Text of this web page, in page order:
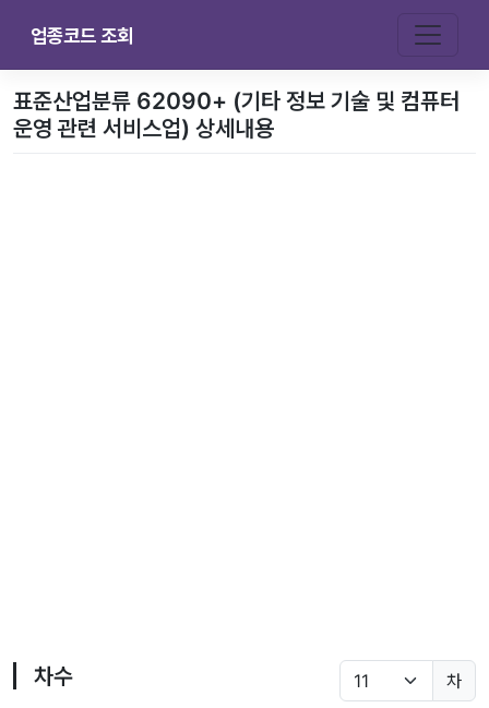
업종코드 조회
표준산업분류 62090+ (기타 정보 기술 및 컴퓨터
운영 관련 서비스업) 상세내용
차수 차